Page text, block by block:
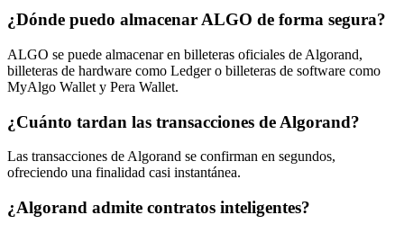
¿Dónde puedo almacenar ALGO de forma segura?
ALGO se puede almacenar en billeteras oficiales de Algorand,
billeteras de hardware como Ledger o billeteras de software como
MyAlgo Wallet y Pera Wallet.
¿Cuánto tardan las transacciones de Algorand?
Las transacciones de Algorand se confirman en segundos,
ofreciendo una finalidad casi instantánea.
¿Algorand admite contratos inteligentes?